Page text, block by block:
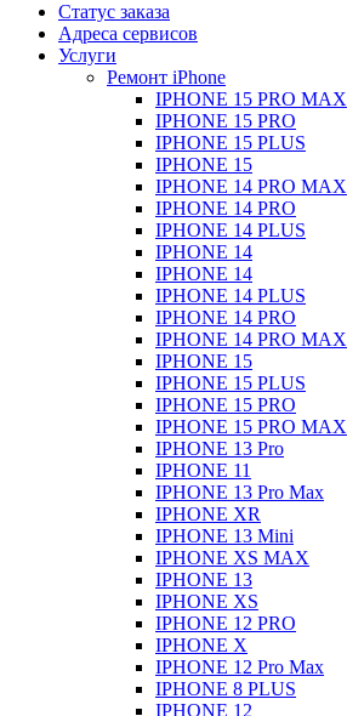
Статус заказа
Адреса сервисов
Услуги
Ремонт iPhone
IPHONE 15 PRO MAX
IPHONE 15 PRO
IPHONE 15 PLUS
IPHONE 15
IPHONE 14 PRO MAX
IPHONE 14 PRO
IPHONE 14 PLUS
IPHONE 14
IPHONE 14
IPHONE 14 PLUS
IPHONE 14 PRO
IPHONE 14 PRO MAX
IPHONE 15
IPHONE 15 PLUS
IPHONE 15 PRO
IPHONE 15 PRO MAX
IPHONE 13 Pro
IPHONE 11
IPHONE 13 Pro Max
IPHONE XR
IPHONE 13 Mini
IPHONE XS MAX
IPHONE 13
IPHONE XS
IPHONE 12 PRO
IPHONE X
IPHONE 12 Pro Max
IPHONE 8 PLUS
IPHONE 12